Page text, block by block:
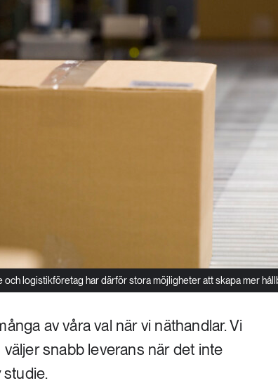
logistikföretag har därför stora möjligheter att skapa mer
av våra val när vi näthandlar. Vi
snabb leverans när det inte
studie.